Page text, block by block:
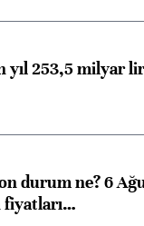
yıl 253,5 milyar
durum ne? 6
fiyatları…